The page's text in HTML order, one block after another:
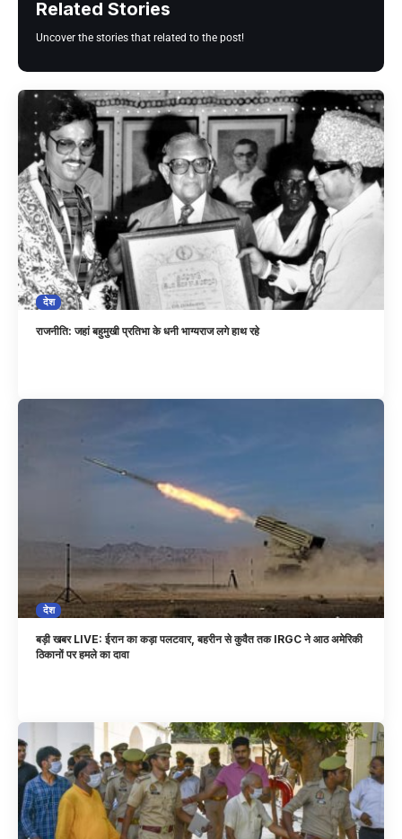
Related Stories
Uncover the stories that related to the post!
देश
राजनीति: जहां बहुमुखी प्रतिभा के धनी भाग्यराज लगे हाथ रहे
देश
बड़ी खबर LIVE: ईरान का कड़ा पलटवार, बहरीन से कुवैत तक IRGC ने आठ अमेरिकी
ठिकानों पर हमले का दावा